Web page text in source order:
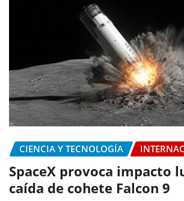
CIENCIA Y TECNOLOGÍA
SpaceX provoca impacto
caída de cohete Falcon 9